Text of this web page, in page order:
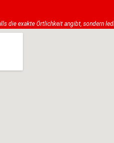
die exakte Örtlichkeit angibt, sondern